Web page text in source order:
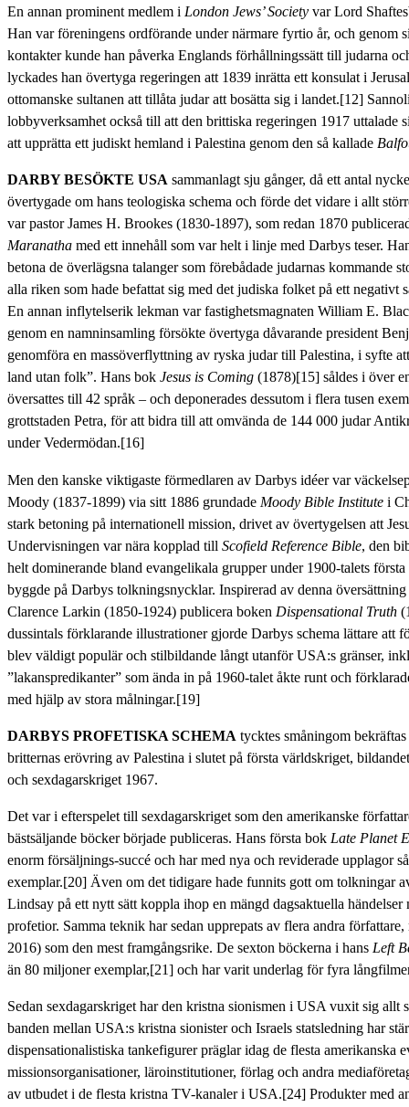
En annan prominent medlem i London Jews’ Society var Lord
Han var föreningens ordförande under närmare fyrtio år, och genom
kontakter kunde han påverka Englands förhållningssätt till judarna
lyckades han övertyga regeringen att 1839 inrätta ett konsulat i
ottomanske sultanen att tillåta judar att bosätta sig i landet.[12]
lobbyverksamhet också till att den brittiska regeringen 1917 uttalade
att upprätta ett judiskt hemland i Palestina genom den så kallade
DARBY BESÖKTE USA sammanlagt sju gånger, då ett antal
övertygade om hans teologiska schema och förde det vidare i allt
var pastor James H. Brookes (1830-1897), som redan 1870
Maranatha med ett innehåll som var helt i linje med Darbys teser.
betona de överlägsna talanger som förebådade judarnas kommande
alla riken som hade befattat sig med det judiska folket på ett negativt
En annan inflytelserik lekman var fastighetsmagnaten William E.
genom en namninsamling försökte övertyga dåvarande president
genomföra en massöverflyttning av ryska judar till Palestina, i syfte
land utan folk”. Hans bok Jesus is Coming (1878)[15] såldes i över
översattes till 42 språk – och deponerades dessutom i flera tusen
grottstaden Petra, för att bidra till att omvända de 144 000 judar
under Vedermödan.[16]
Men den kanske viktigaste förmedlaren av Darbys idéer var
Moody (1837-1899) via sitt 1886 grundade Moody Bible Institute i
stark betoning på internationell mission, drivet av övertygelsen att
Undervisningen var nära kopplad till Scofield Reference Bible, den
helt dominerande bland evangelikala grupper under 1900-talets
byggde på Darbys tolkningsnycklar. Inspirerad av denna
Clarence Larkin (1850-1924) publicera boken Dispensational Truth
dussintals förklarande illustrationer gjorde Darbys schema lättare att
blev väldigt populär och stilbildande långt utanför USA:s gränser,
”lakanspredikanter” som ända in på 1960-talet åkte runt och
med hjälp av stora målningar.[19]
DARBYS PROFETISKA SCHEMA tycktes småningom
britternas erövring av Palestina i slutet på första världskriget,
och sexdagarskriget 1967.
Det var i efterspelet till sexdagarskriget som den amerikanske
bästsäljande böcker började publiceras. Hans första bok Late Planet
enorm försäljnings-succé och har med nya och reviderade upplagor
exemplar.[20] Även om det tidigare hade funnits gott om tolkningar
Lindsay på ett nytt sätt koppla ihop en mängd dagsaktuella
profetior. Samma teknik har sedan upprepats av flera andra
2016) som den mest framgångsrike. De sexton böckerna i hans Left
än 80 miljoner exemplar,[21] och har varit underlag för fyra
Sedan sexdagarskriget har den kristna sionismen i USA vuxit sig allt
banden mellan USA:s kristna sionister och Israels statsledning har
dispensationalistiska tankefigurer präglar idag de flesta amerikanska
missionsorganisationer, läroinstitutioner, förlag och andra
av utbudet i de flesta kristna TV-kanaler i USA.[24] Produkter med